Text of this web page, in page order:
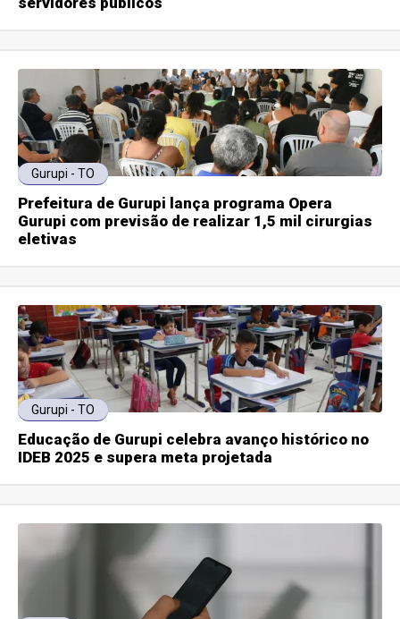
Gurupi - TO
Prefeitura de Gurupi lança programa Opera
Gurupi com previsão de realizar 1,5 mil cirurgias
eletivas
Gurupi - TO
Educação de Gurupi celebra avanço histórico no
IDEB 2025 e supera meta projetada